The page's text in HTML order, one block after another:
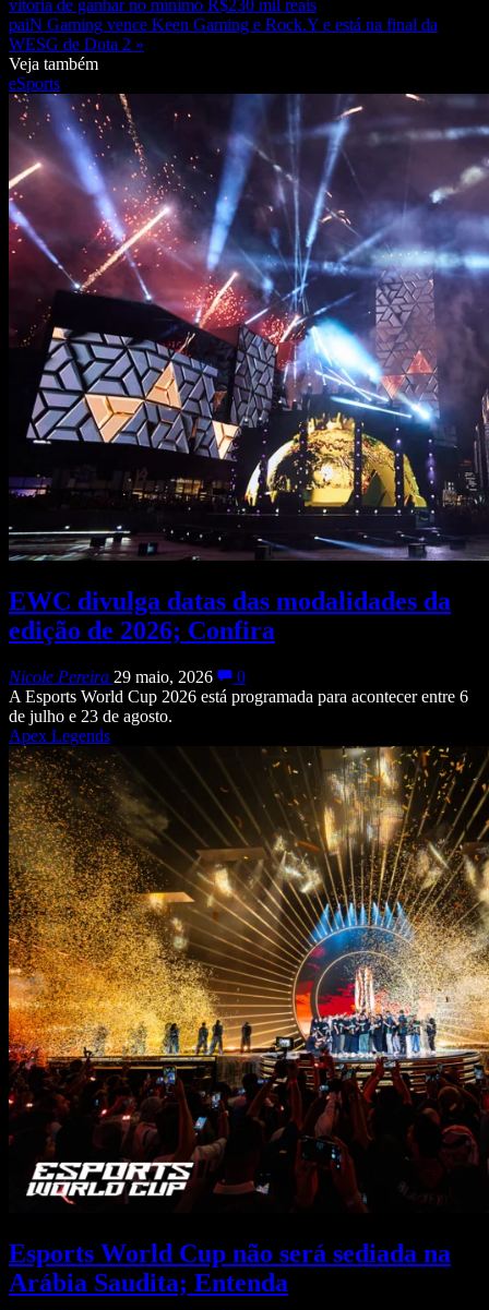
vitória de ganhar no mínimo R$230 mil reais
paiN Gaming vence Keen Gaming e Rock.Y e está na final da
WESG de Dota 2 »
Veja também
eSports
EWC divulga datas das modalidades da
edição de 2026; Confira
Nicole Pereira 29 maio, 2026
0
A Esports World Cup 2026 está programada para acontecer entre 6
de julho e 23 de agosto.
Apex Legends
Esports World Cup não será sediada na
Arábia Saudita; Entenda